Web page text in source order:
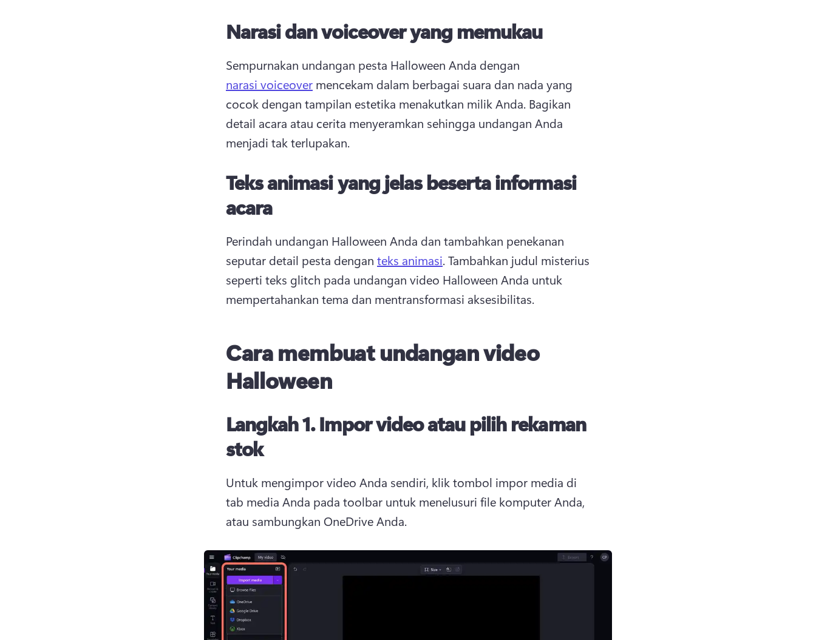
Narasi dan voiceover yang memukau
Sempurnakan undangan pesta Halloween Anda dengan
narasi voiceover mencekam dalam berbagai suara dan nada yang
cocok dengan tampilan estetika menakutkan milik Anda. Bagikan
detail acara atau cerita menyeramkan sehingga undangan Anda
menjadi tak terlupakan.
Teks animasi yang jelas beserta informasi
acara
Perindah undangan Halloween Anda dan tambahkan penekanan
seputar detail pesta dengan teks animasi. Tambahkan judul misterius
seperti teks glitch pada undangan video Halloween Anda untuk
mempertahankan tema dan mentransformasi aksesibilitas.
Cara membuat undangan video
Halloween
Langkah 1.Impor video atau pilih rekaman
stok
Untuk mengimpor video Anda sendiri, klik tombol impor media di
tab media Anda pada toolbar untuk menelusuri file komputer Anda,
atau sambungkan OneDrive Anda.